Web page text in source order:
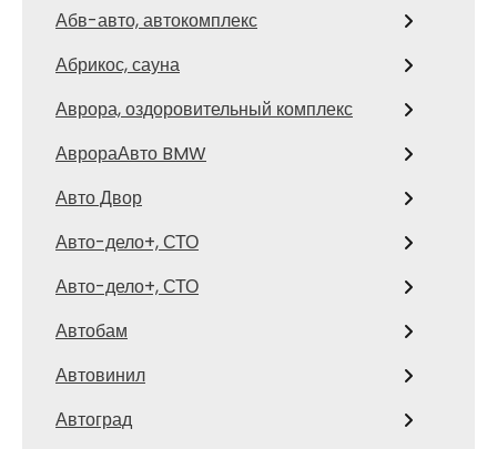
Абв-авто, автокомплекс
Абрикос, сауна
Аврора, оздоровительный комплекс
АврораАвто BMW
Авто Двор
Авто-дело+, СТО
Авто-дело+, СТО
Автобам
Автовинил
Автоград